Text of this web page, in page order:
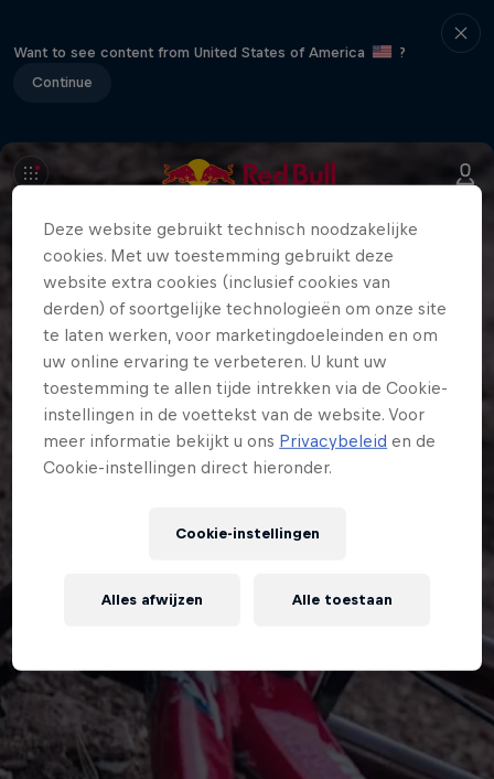
Want to see content from United States of America
?
Continue
Deze website gebruikt technisch noodzakelijke
cookies. Met uw toestemming gebruikt deze
website extra cookies (inclusief cookies van
derden) of soortgelijke technologieën om onze site
te laten werken, voor marketingdoeleinden en om
uw online ervaring te verbeteren. U kunt uw
toestemming te allen tijde intrekken via de Cookie-
instellingen in de voettekst van de website. Voor
meer informatie bekijkt u ons Privacybeleid en de
Cookie-instellingen direct hieronder.
Cookie-instellingen
Alles afwijzen Alle toestaan